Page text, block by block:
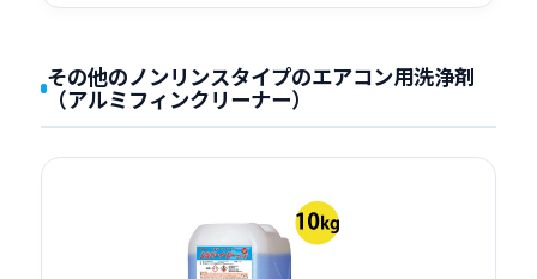
その他のノンリンスタイプのエアコン用洗浄剤
（アルミフィンクリーナー）